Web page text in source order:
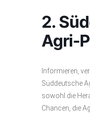
2.
Agri-
Informieren,
Süddeutsche
sowohl die
Chancen, die